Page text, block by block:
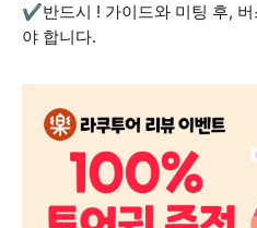
✔️반드시 ! 가이드와 미팅 후, 버
야 합니다.